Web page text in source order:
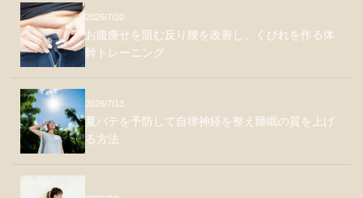
2026/7/20
お腹痩せを阻む反り腰を改善し、くびれを作る体
幹トレーニング
2026/7/13
夏バテを予防して自律神経を整え睡眠の質を上げ
る方法